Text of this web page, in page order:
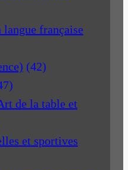
française
(42)
de la table et
et sportives